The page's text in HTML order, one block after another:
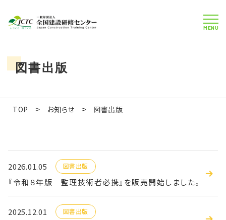
MENU
図書出版
TOP > お知らせ > 図書出版
2026.01.05 図書出版
『令和８年版 監理技術者必携』を販売開始しました。
2025.12.01 図書出版